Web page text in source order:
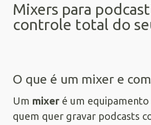
Mixers para
controle total do
O que é um mixer e
Um mixer é um equipamento
quem quer gravar podcasts